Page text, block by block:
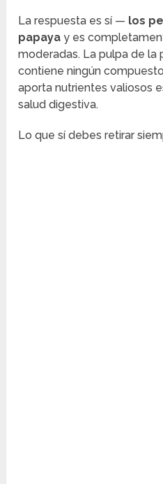
La respuesta es sí — los
papaya y es
moderadas. La pulpa de la
contiene ningún
aporta nutrientes valiosos
salud digestiva.
Lo que sí debes retirar